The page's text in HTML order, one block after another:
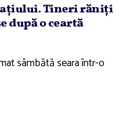
Tineri răniţi
după o ceartă
sâmbătă seara într-o